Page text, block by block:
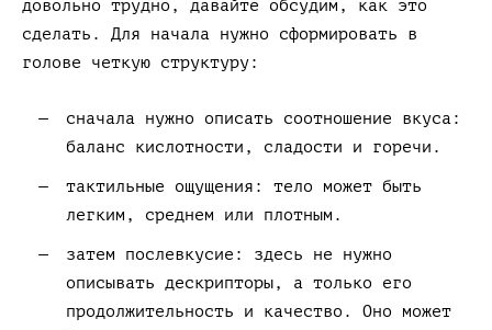
довольно трудно, давайте обсудим, как это
сделать. Для начала нужно сформировать в
голове четкую структуру:
сначала нужно описать соотношение вкуса:
баланс кислотности, сладости и горечи.
тактильные ощущения: тело может быть
легким, среднем или плотным.
затем послевкусие: здесь не нужно
описывать дескрипторы, а только его
продолжительность и качество. Оно может